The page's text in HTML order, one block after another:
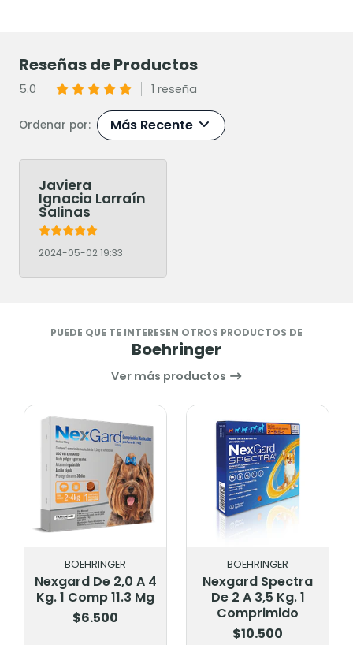
Reseñas de Productos
5.0 1 reseña
Ordenar por: Más Recente
Javiera
Ignacia Larraín
Salinas
2024-05-02 19:33
PUEDE QUE TE INTERESEN OTROS PRODUCTOS DE
Boehringer
Ver más productos
BOEHRINGER
Nexgard De 2,0 A 4
Kg. 1 Comp 11.3 Mg
$6.500
BOEHRINGER
Nexgard Spectra
De 2 A 3,5 Kg. 1
Comprimido
$10.500